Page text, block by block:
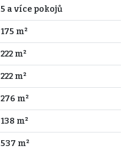
5 a více pokojů
175 m²
222 m²
222 m²
276 m²
138 m²
537 m²